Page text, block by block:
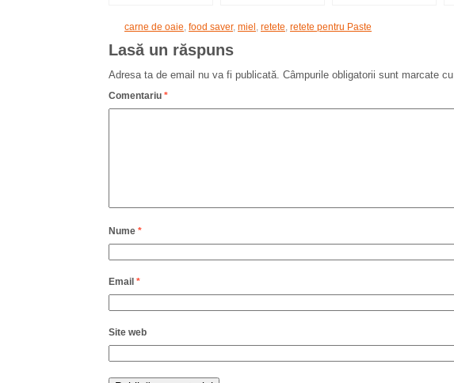
carne de oaie, food saver, miel , retete, retete pentru Paste
Lasă un răspuns
Adresa ta de email nu va fi publicată. Câmpurile obligatorii sunt marcate cu
Comentariu *
Nume *
Email *
Site web